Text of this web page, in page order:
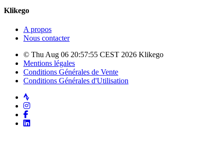
Klikego
A propos
Nous contacter
© Thu Aug 06 20:57:55 CEST 2026 Klikego
Mentions légales
Conditions Générales de Vente
Conditions Générales d'Utilisation
Strava
Instagram
Facebook
LinkedIn